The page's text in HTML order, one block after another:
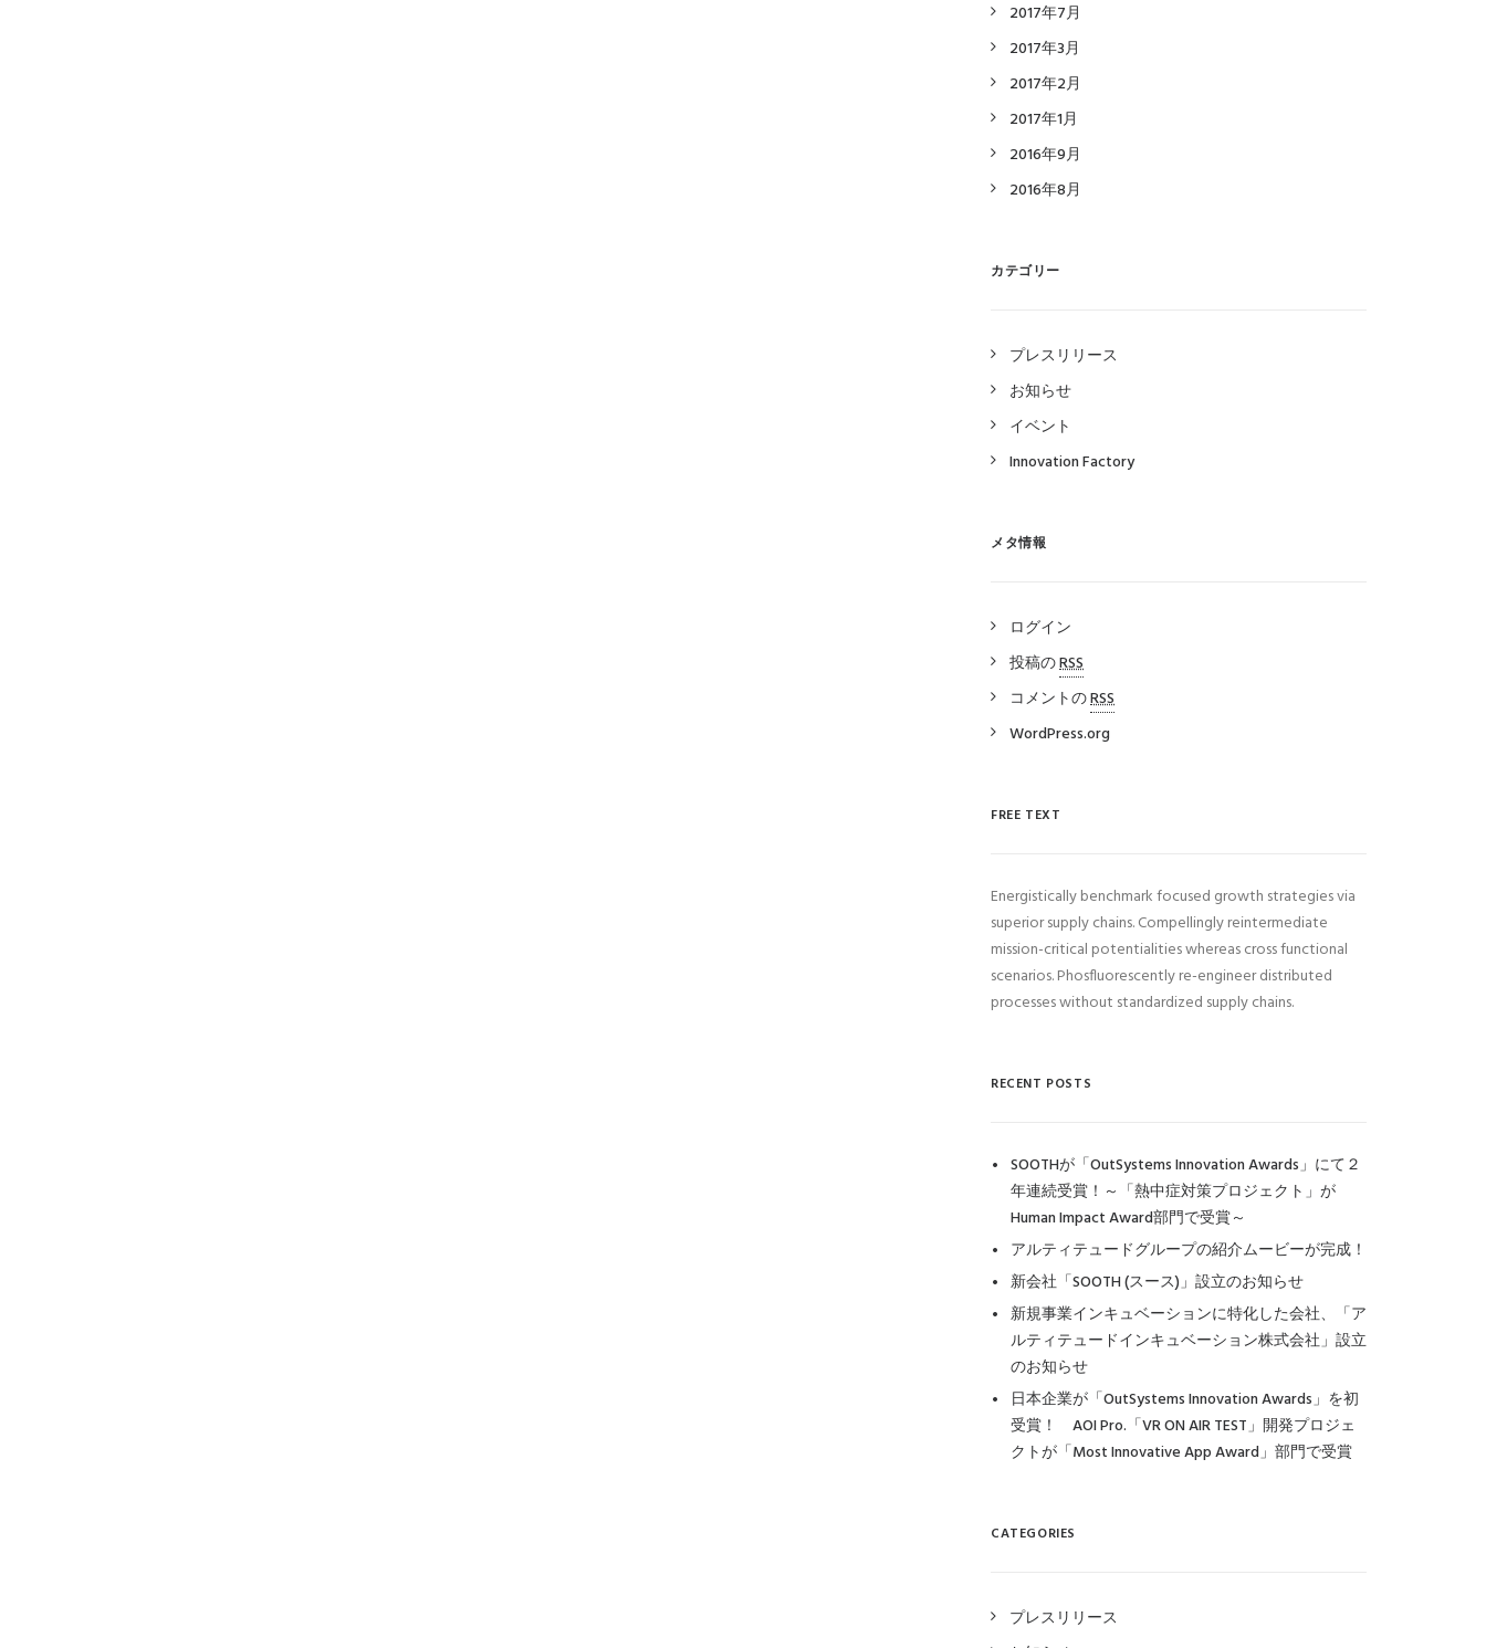
2017年7月
2017年3月
2017年2月
2017年1月
2016年9月
2016年8月
カテゴリー
プレスリリース
お知らせ
イベント
Innovation Factory
メタ情報
ログイン
投稿のRSS
コメントのRSS
WordPress.org
FREE TEXT
Energistically benchmark focused growth strategies via
superior supply chains. Compellingly reintermediate
mission-critical potentialities whereas cross functional
scenarios. Phosfluorescently re-engineer distributed
processes without standardized supply chains.
RECENT POSTS
SOOTHが「OutSystems Innovation Awards」にて２
年連続受賞！～「熱中症対策プロジェクト」が
Human Impact Award部門で受賞～
アルティテュードグループの紹介ムービーが完成！
新会社「SOOTH (スース)」設立のお知らせ
新規事業インキュベーションに特化した会社、「ア
ルティテュードインキュベーション株式会社」設立
のお知らせ
日本企業が「OutSystems Innovation Awards」を初
受賞！ AOI Pro.「VR ON AIR TEST」開発プロジェ
クトが「Most Innovative App Award」部門で受賞
CATEGORIES
プレスリリース